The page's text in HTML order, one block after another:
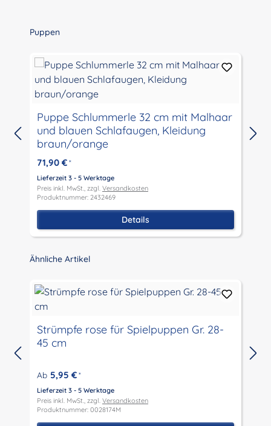
Produktgalerie überspringen
Puppen
Puppe Schlummerle 32 cm mit Malhaar
und blauen Schlafaugen, Kleidung
braun/orange
71,90 € *
Lieferzeit 3 - 5 Werktage
Preis inkl. MwSt., zzgl. Versandkosten
Produktnummer: 2432469
Details
Produktgalerie überspringen
Ähnliche Artikel
Strümpfe rose für Spielpuppen Gr. 28-
45 cm
Ab 5,95 € *
Lieferzeit 3 - 5 Werktage
Preis inkl. MwSt., zzgl. Versandkosten
Produktnummer: 0028174M